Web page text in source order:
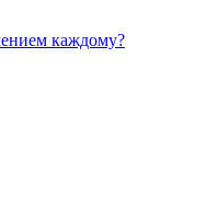
каждому?